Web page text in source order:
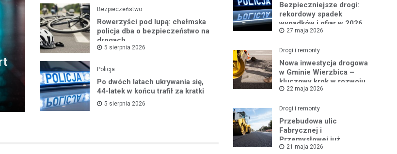
Bezpieczeństwo
Rowerzyści pod lupą: chełmska
policja dba o bezpieczeństwo na
drogach
5 sierpnia 2026
Policja
Po dwóch latach ukrywania się,
44-latek w końcu trafił za kratki
5 sierpnia 2026
Bezpieczniejsze drogi:
rekordowy spadek
wypadków i ofiar w 2026
roku27 maja 2026
Drogi i remonty
Nowa inwestycja drogowa
w Gminie Wierzbica –
kluczowy krok w rozwoju
regionu
22 maja 2026
Drogi i remonty
Przebudowa ulic
Fabrycznej i
Przemysłowej już
ruszyła!
21 maja 2026